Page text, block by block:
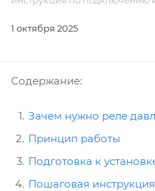
1 октября 2025
Содержание:
Зачем нужно реле
Принцип работы
Подготовка к
Пошаговая